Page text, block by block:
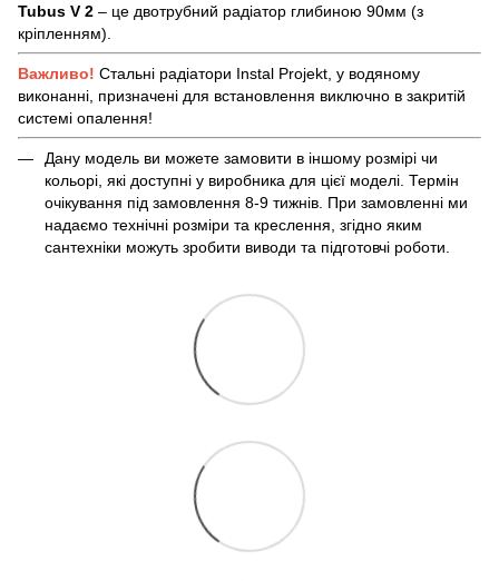
Tubus V 2 – це двотрубний радіатор глибиною 90мм (з
кріпленням).
Важливо! Стальні радіатори Instal Projekt, у водяному
виконанні, призначені для встановлення виключно в закритій
системі опалення!
Дану модель ви можете замовити в іншому розмірі чи
кольорі, які доступні у виробника для цієї моделі. Термін
очікування під замовлення 8-9 тижнів. При замовленні ми
надаємо технічні розміри та креслення, згідно яким
сантехніки можуть зробити виводи та підготовчі роботи.